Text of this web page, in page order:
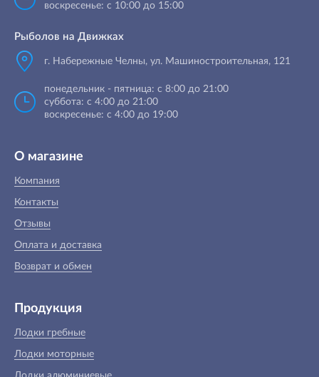
воскресенье: с 10:00 до 15:00
Рыболов на Движках
г. Набережные Челны, ул. Машиностроительная, 121
понедельник - пятница: с 8:00 до 21:00
суббота: с 4:00 до 21:00
воскресенье: с 4:00 до 19:00
О магазине
Компания
Контакты
Отзывы
Оплата и доставка
Возврат и обмен
Продукция
Лодки гребные
Лодки моторные